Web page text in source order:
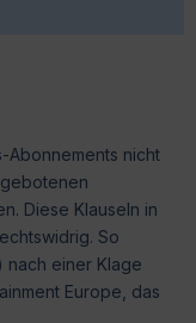
Abonnements nicht
Diese Klauseln in
So
nach einer Klage
Europe, das